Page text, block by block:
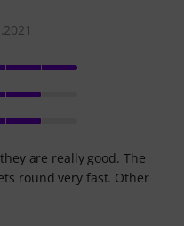
are really good. The
round very fast. Other